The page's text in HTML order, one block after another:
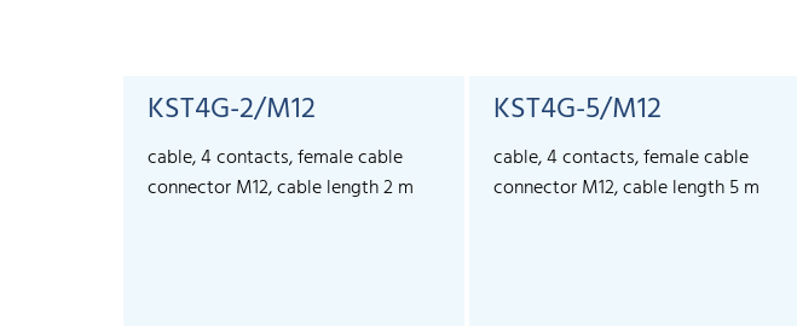
KST4G-2/M12
cable, 4 contacts, female cable
connector M12, cable length 2 m
KST4G-5/M12
cable, 4 contacts, female cable
connector M12, cable length 5 m